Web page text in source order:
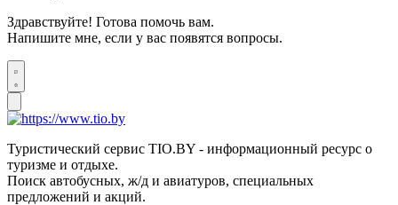
Здравствуйте! Готова помочь вам.
Напишите мне, если у вас появятся вопросы.
Туристический сервис TIO.BY - информационный ресурс о
туризме и отдыхе.
Поиск автобусных, ж/д и авиатуров, специальных
предложений и акций.